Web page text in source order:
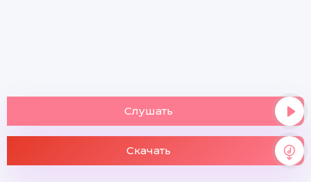
Слушать
Скачать